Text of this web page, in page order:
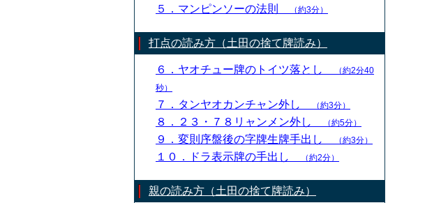
５．マンピンソーの法則 （約3分）
打点の読み方（土田の捨て牌読み）
６．ヤオチュー牌のトイツ落とし
（約2分40
秒）
７．タンヤオカンチャン外し （約3分）
８．２３・７８リャンメン外し （約5分）
９．変則序盤後の字牌生牌手出し （約3分）
１０．ドラ表示牌の手出し （約2分）
親の読み方（土田の捨て牌読み）